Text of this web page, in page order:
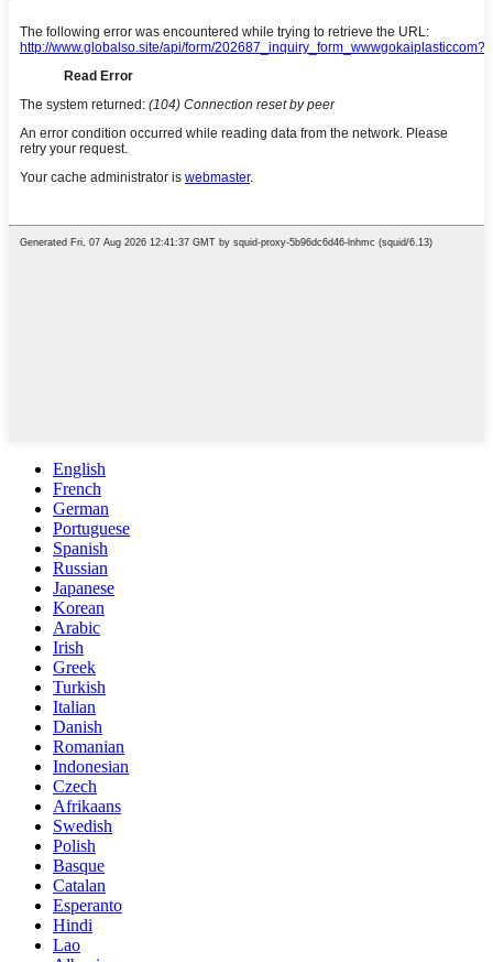
English
French
German
Portuguese
Spanish
Russian
Japanese
Korean
Arabic
Irish
Greek
Turkish
Italian
Danish
Romanian
Indonesian
Czech
Afrikaans
Swedish
Polish
Basque
Catalan
Esperanto
Hindi
Lao